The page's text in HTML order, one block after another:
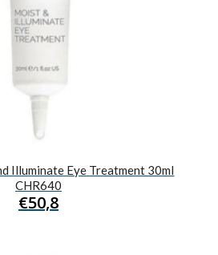
Illuminate Eye Treatment 30ml
CHR640
€50,8